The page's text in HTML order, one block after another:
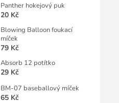
Panther hokejový puk
20 Kč
Blowing Balloon foukací
míček
79 Kč
Absorb 12 potítko
29 Kč
BM-07 baseballový míček
65 Kč